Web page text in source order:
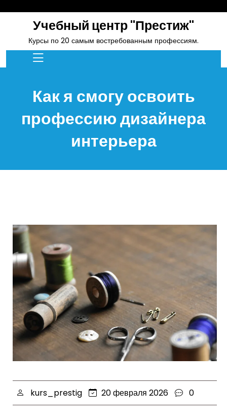
Учебный центр "Престиж"
Курсы по 20 самым востребованным профессиям.
Как я смогу освоить
профессию дизайнера
интерьера
kurs_prestig 20 февраля 2026 0